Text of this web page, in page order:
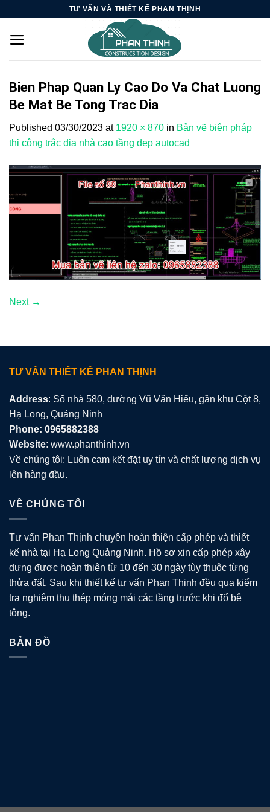
content
TƯ VẤN VÀ THIẾT KẾ PHAN THỊNH
Bien Phap Quan Ly Cao Do Va Chat Luong
Be Mat Be Tong Trac Dia
Published 03/30/2023 at 1920 × 870 in Bản vẽ biện pháp
thi công trắc địa nhà cao tầng đẹp autocad
Next →
TƯ VẤN THIẾT KẾ PHAN THỊNH
Address: Số nhà 580, đường Vũ Văn Hiếu, gần khu Cột 8,
Hạ Long, Quảng Ninh
Phone: 0965882388
Website: www.phanthinh.vn
Về chúng tôi: Luôn cam kết đặt uy tín và chất lượng dịch vụ
lên hàng đầu.
VỀ CHÚNG TÔI
Tư vấn Phan Thịnh chuyên hoàn thiện cấp phép và thiết
kế nhà tại Hạ Long Quảng Ninh. Hồ sơ xin cấp phép xây
dựng được hoàn thiện từ 10 đến 30 ngày tùy thuộc từng
thửa đất. Sau khi thiết kế tư vấn Phan Thịnh đều qua kiểm
tra nghiệm thu thép móng mái các tầng trước khi đổ bê
tông.
BẢN ĐỒ